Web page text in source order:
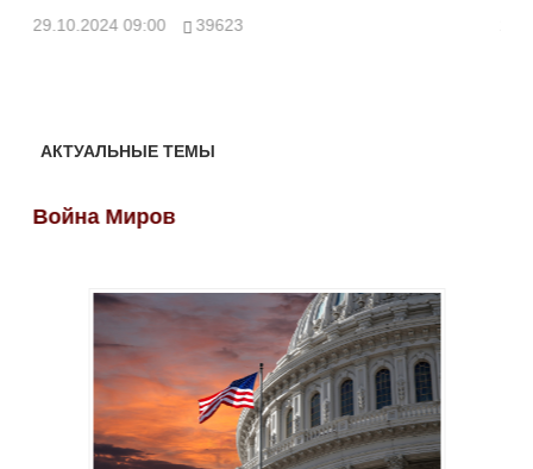
29.10.2024 09:00 39623
АКТУАЛЬНЫЕ ТЕМЫ
Война Миров